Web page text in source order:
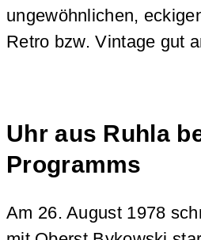
ungewöhnlichen,
Retro bzw. Vintage gut
Uhr aus Ruhla
Programms
Am 26. August 1978